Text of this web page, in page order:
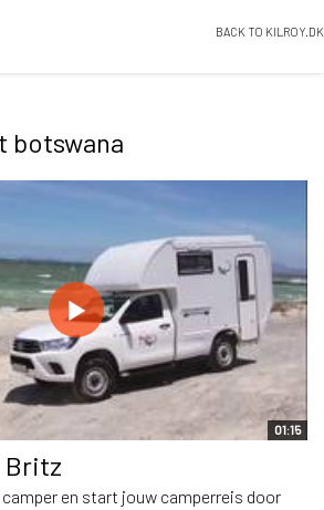
BACK TO KILROY.DK
botswana
01:15
Britz
en start jouw camperreis door